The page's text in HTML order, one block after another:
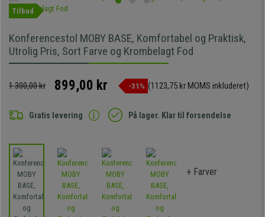
Tilbud
Konferencestol MOBY BASE, Komfortabel og Praktisk,
Utrolig Pris, Sort Farve og Krombelagt Fod
1.300,00 kr 899,00 kr -31% (1123,75 kr MOMS inkluderet)
Gratis levering På lager. Klar til forsendelse
+ Farver